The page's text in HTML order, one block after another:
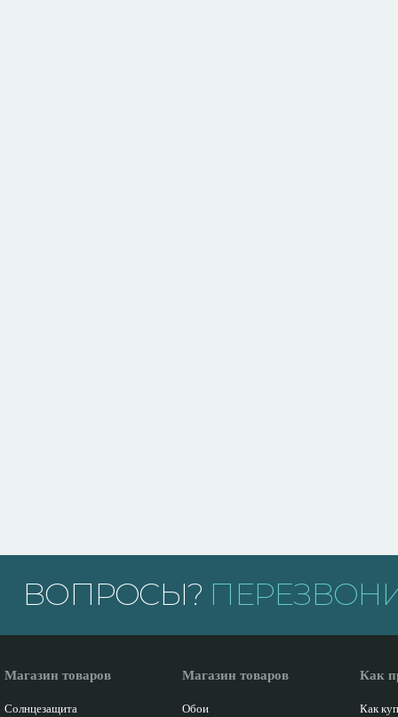
ВОПРОСЫ?
Магазин товаров
Солнцезащита
Магазин товаров
Обои
Как
Как